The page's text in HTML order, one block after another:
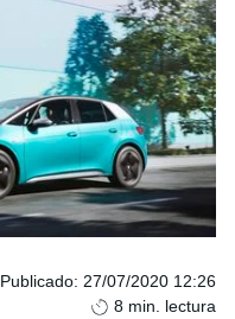
Publicado: 27/07/2020 12:26
8 min. lectura